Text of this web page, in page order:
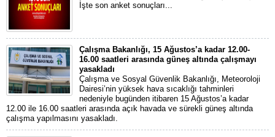
İşte son anket sonuçları...
Çalışma Bakanlığı, 15 Ağustos’a kadar 12.00-
16.00 saatleri arasında güneş altında çalışmayı
yasakladı
Çalışma ve Sosyal Güvenlik Bakanlığı, Meteoroloji
Dairesi’nin yüksek hava sıcaklığı tahminleri
nedeniyle bugünden itibaren 15 Ağustos’a kadar
12.00 ile 16.00 saatleri arasında açık havada ve sürekli güneş altında
çalışma yapılmasını yasakladı.